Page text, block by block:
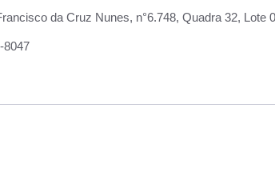
da Cruz Nunes, n°6.748, Quadra 32, Lote
8047